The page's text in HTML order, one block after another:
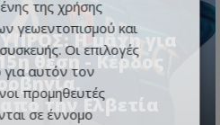
Η μάχη για
θέση - Κέρδος
την Ελβετία
της χρήσης
γεωεντοπισμού και
Οι επιλογές
αυτόν τον
προμηθευτές
σε έννομο